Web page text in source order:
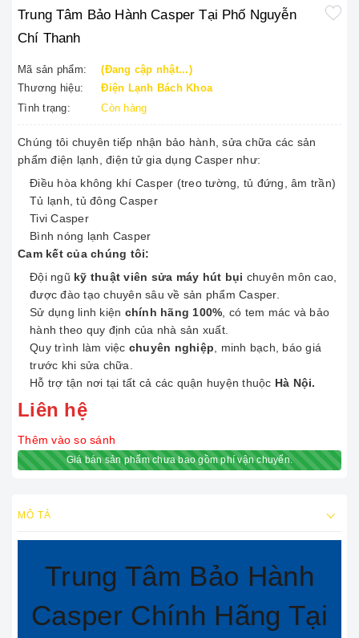
Trung Tâm Bảo Hành Casper Tại Phố Nguyễn
Chí Thanh
Mã sản phẩm:
(Đang cập nhật...)
Thương hiệu:
Điện Lạnh Bách Khoa
Tình trạng:
Còn hàng
Chúng tôi chuyên tiếp nhận bảo hành, sửa chữa các sản
phẩm điện lạnh, điện tử gia dụng Casper như:
Điều hòa không khí Casper (treo tường, tủ đứng, âm trần)
Tủ lạnh, tủ đông Casper
Tivi Casper
Bình nóng lạnh Casper
Cam kết của chúng tôi:
Đội ngũ kỹ thuật viên sửa máy hút bụi chuyên môn cao,
được đào tạo chuyên sâu về sản phẩm Casper.
Sử dụng linh kiện chính hãng 100% , có tem mác và bảo
hành theo quy định của nhà sản xuất.
Quy trình làm việc chuyên nghiệp , minh bạch, báo giá
trước khi sửa chữa.
Hỗ trợ tận nơi tại tất cả các quận huyện thuộc Hà Nội.
Liên hệ
Thêm vào so sánh
Giá bán sản phẩm chưa bao gồm phí vận chuyển.
MÔ TẢ
Trung Tâm Bảo Hành
Casper Chính Hãng Tại